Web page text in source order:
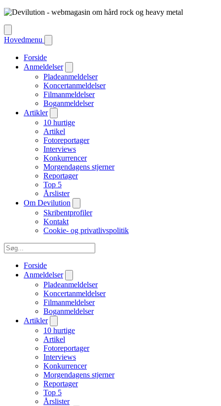
Hovedmenu
Forside
Anmeldelser
Pladeanmeldelser
Koncertanmeldelser
Filmanmeldelser
Boganmeldelser
Artikler
10 hurtige
Artikel
Fotoreportager
Interviews
Konkurrencer
Morgendagens stjerner
Reportager
Top 5
Årslister
Om Devilution
Skribentprofiler
Kontakt
Cookie- og privatlivspolitik
Forside
Anmeldelser
Pladeanmeldelser
Koncertanmeldelser
Filmanmeldelser
Boganmeldelser
Artikler
10 hurtige
Artikel
Fotoreportager
Interviews
Konkurrencer
Morgendagens stjerner
Reportager
Top 5
Årslister